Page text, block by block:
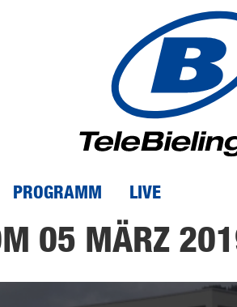
PROGRAMM LIVE
05 MÄRZ